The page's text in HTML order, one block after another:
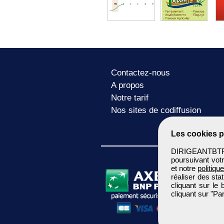
Les cookies
poursuivant
et notre
réaliser des
cliquant sur le
cliquant sur
Contactez-nous
A propos
Notre tarif
Nos sites de codiffusion